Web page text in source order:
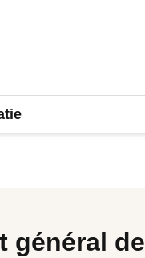
cookies
général de